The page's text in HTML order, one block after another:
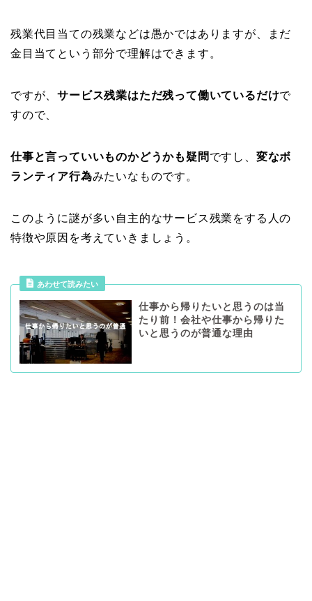
残業代目当ての残業などは愚かではありますが、まだ
金目当てという部分で理解はできます。
ですが、サービス残業はただ残って働いているだけで
すので、
仕事と言っていいものかどうかも疑問 ですし、 変なボ
ランティア行為みたいなものです。
このように謎が多い自主的なサービス残業をする人の
特徴や原因を考えていきましょう。
あわせて読みたい
仕事から帰りたいと思うのは当
たり前！会社や仕事から帰りた
いと思うのが普通な理由